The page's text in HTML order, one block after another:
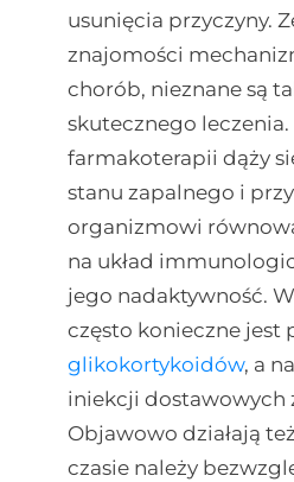
usunięcia przyczyny.
znajomości
chorób, nieznane są
skutecznego
farmakoterapii dąży
stanu zapalnego i
organizmowi
na układ
jego nadaktywność.
często konieczne jest
glikokortykoidów, a
iniekcji dostawowych
Objawowo działają też
czasie należy